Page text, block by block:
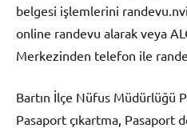
belgesi işlemlerini
online randevu alarak veya
Merkezinden telefon ile
Bartın İlçe Nüfus Müdürlüğü
Pasaport çıkartma, Pasaport